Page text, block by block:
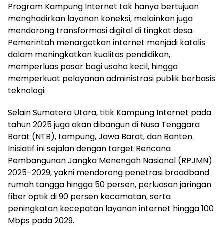
Program Kampung Internet tak hanya bertujuan
menghadirkan layanan koneksi, melainkan juga
mendorong transformasi digital di tingkat desa.
Pemerintah menargetkan internet menjadi katalis
dalam meningkatkan kualitas pendidikan,
memperluas pasar bagi usaha kecil, hingga
memperkuat pelayanan administrasi publik berbasis
teknologi.
Selain Sumatera Utara, titik Kampung Internet pada
tahun 2025 juga akan dibangun di Nusa Tenggara
Barat (NTB), Lampung, Jawa Barat, dan Banten.
Inisiatif ini sejalan dengan target Rencana
Pembangunan Jangka Menengah Nasional (RPJMN)
2025–2029, yakni mendorong penetrasi broadband
rumah tangga hingga 50 persen, perluasan jaringan
fiber optik di 90 persen kecamatan, serta
peningkatan kecepatan layanan internet hingga 100
Mbps pada 2029.